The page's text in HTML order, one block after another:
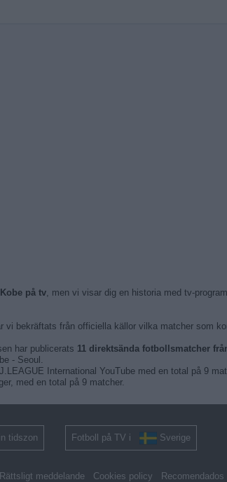
på tv, men vi visar dig en historia med tv-
vi bekräftats från officiella källor vilka matcher som
har publicerats 11 direktsända fotbollsmatcher
- Seoul.
International YouTube med en total på 9
med en total på 9 matcher.
tidszon Fotboll på TV i Sverige
Rättsligt meddelande Cookies policy Recomendados